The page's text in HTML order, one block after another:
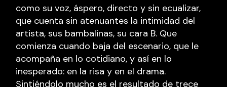
como su voz, áspero, directo y sin ecualizar,
que cuenta sin atenuantes la intimidad del
artista, sus bambalinas, su cara B. Que
comienza cuando baja del escenario, que le
acompaña en lo cotidiano, y así en lo
inesperado: en la risa y en el drama.
Sintiéndolo mucho es el resultado de trece